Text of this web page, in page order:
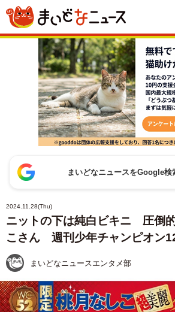
まいどなニュースをGoogle検
2024.11.28(Thu)
ニットの下は純白ビキニ 圧倒
こさん 週刊少年チャンピオン
まいどなニュースエンタメ部